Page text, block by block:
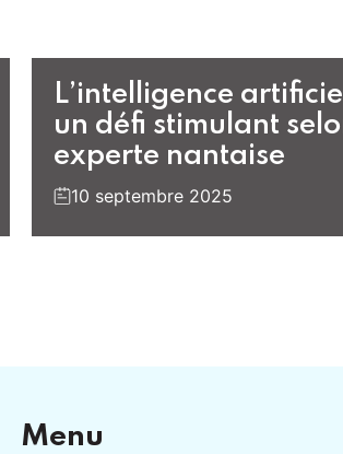
L’intelligence
un défi stimulant
experte nantaise
10 septembre 2025
Menu